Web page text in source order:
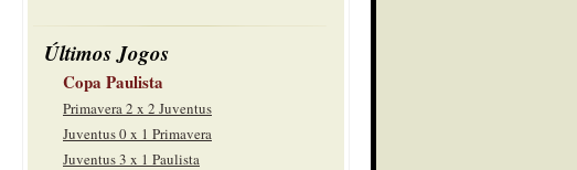
Últimos Jogos
Copa Paulista
Primavera 2 x 2 Juventus
Juventus 0 x 1 Primavera
Juventus 3 x 1 Paulista